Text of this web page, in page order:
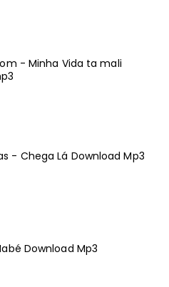
- Minha Vida ta mali
- Chega Lá Download Mp3
Download Mp3